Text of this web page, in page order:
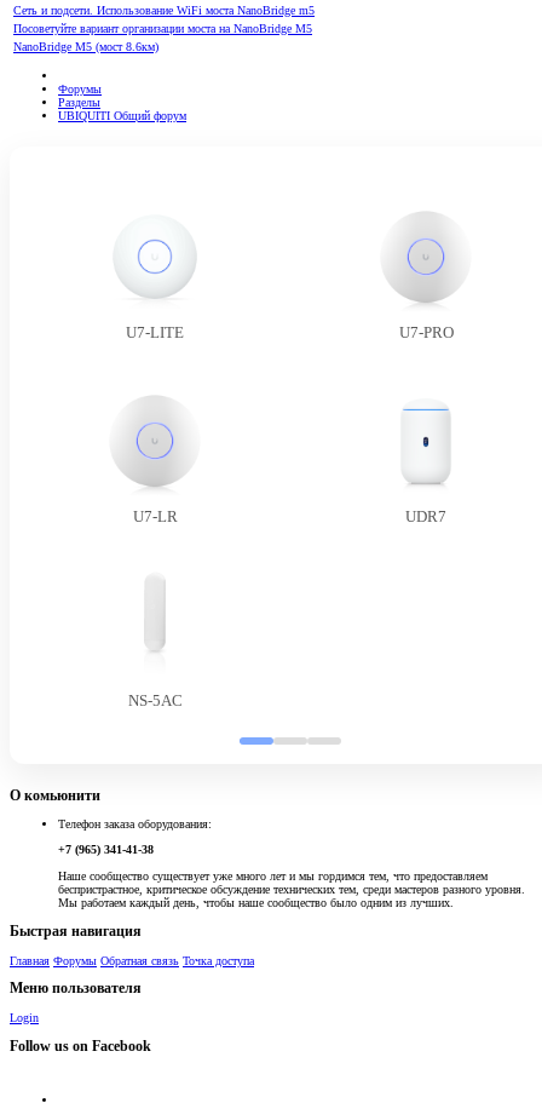
Сеть и подсети. Использование WiFi моста NanoBridge m5
Посоветуйте вариант организации моста на NanoBridge M5
NanoBridge M5 (мост 8.6км)
Форумы
Разделы
UBIQUITI Общий форум
U7-LITE U7-PRO
U7-LR UDR7
NS-5AC
О комьюнити
Телефон заказа оборудования:
+7 (965) 341-41-38
Наше сообщество существует уже много лет и мы гордимся тем, что предоставляем
беспристрастное, критическое обсуждение технических тем, среди мастеров разного уровня.
Мы работаем каждый день, чтобы наше сообщество было одним из лучших.
Быстрая навигация
Главная Форумы Обратная связь Точка доступа
Меню пользователя
Login
Follow us on Facebook